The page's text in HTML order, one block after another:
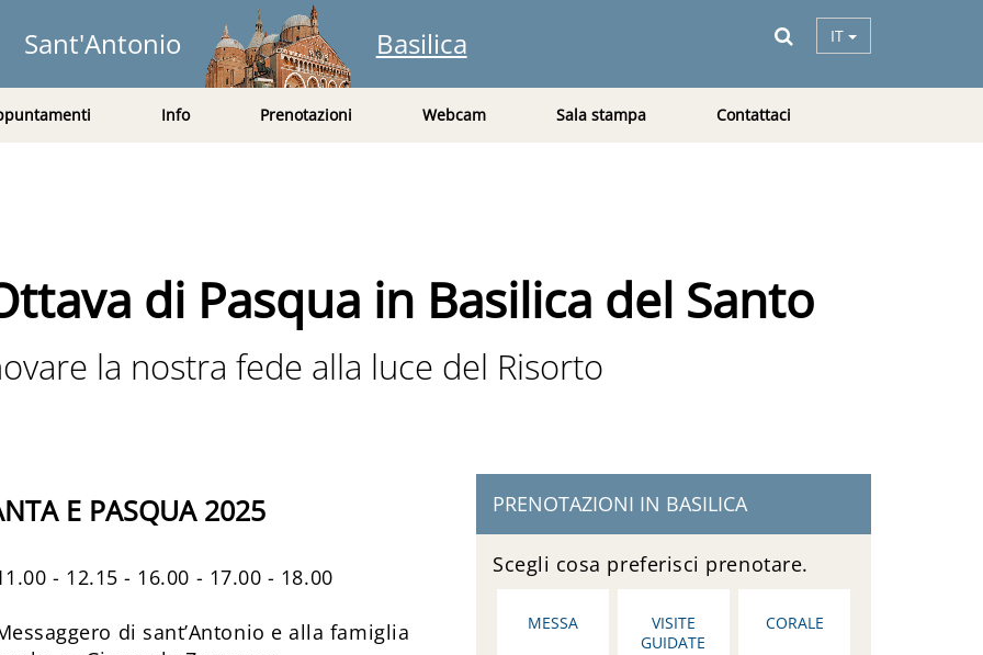
Sant'Antonio Basilica IT
Info Prenotazioni Webcam Sala stampa Contattaci
di Pasqua in Basilica del Santo
la nostra fede alla luce del Risorto
E PASQUA 2025
- 12.15 - 16.00 - 17.00 - 18.00
di sant’Antonio e alla famiglia
PRENOTAZIONI IN BASILICA
Scegli cosa preferisci prenotare.
MESSA
VISITE
GUIDATE
CORALE